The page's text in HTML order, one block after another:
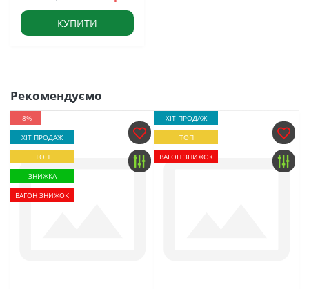
КУПИТИ
Рекомендуємо
-8%
ХІТ ПРОДАЖ
ТОП
ЗНИЖКА
ВАГОН ЗНИЖОК
ХІТ ПРОДАЖ
ТОП
ВАГОН ЗНИЖОК